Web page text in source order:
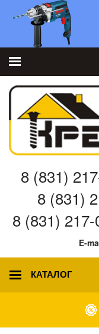
8 (831)
8 (831)
8 (831)
E-
КАТАЛОГ